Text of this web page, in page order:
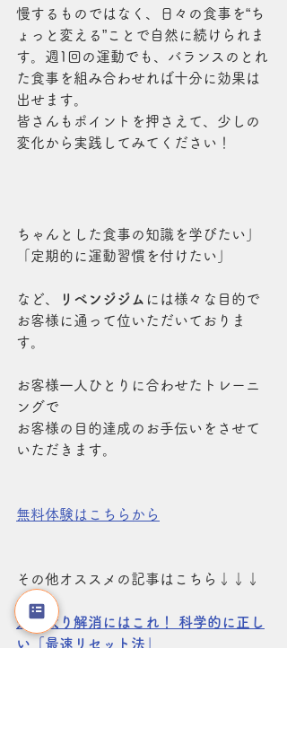
慢するものではなく、日々の食事を“ち
ょっと変える”ことで自然に続けられま
す。週1回の運動でも、バランスのとれ
た食事を組み合わせれば十分に効果は
出せます。
皆さんもポイントを押さえて、少しの
変化から実践してみてください！
ちゃんとした食事の知識を学びたい」
「定期的に運動習慣を付けたい」
など、 リベンジジム には様々な目的で
お客様に通って位いただいておりま
す。
お客様一人ひとりに合わせたトレーニ
ングで
お客様の目的達成のお手伝いをさせて
いただきます。
無料体験はこちらから
その他オススメの記事はこちら↓↓↓
連休太り解消にはこれ！ 科学的に正し
い「最速リセット法」